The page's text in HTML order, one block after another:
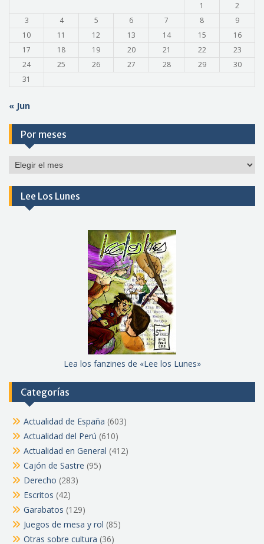
1
2
3
4 5 6 7 8
9
10
11 12 13 14 15
16
17
18 19 20 21 22
23
24
25 26 27 28 29
30
31
« Jun
Por meses
Por
Lee Los Lunes
Lea los fanzines de «Lee los Lunes»
Categorías
Actualidad de España (603)
Actualidad del Perú (610)
Actualidad en General (412)
Cajón de Sastre (95)
Derecho (283)
Escritos (42)
Garabatos (129)
Juegos de mesa y rol (85)
Otras sobre cultura (36)